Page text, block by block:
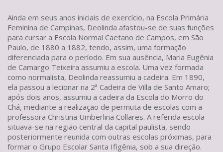
Ainda em seus anos iniciais de exercício, na Escola Primária
Feminina de Campinas, Deolinda afastou-se de suas funções
para cursar a Escola Normal Caetano de Campos, em São
Paulo, de 1880 a 1882, tendo, assim, uma formação
diferenciada para o período. Em sua ausência, Maria Eugênia
de Camargo Teixeira assumiu a escola. Uma vez formada
como normalista, Deolinda reassumiu a cadeira. Em 1890,
ela passou a lecionar na 2ª Cadeira de Villa de Santo Amaro;
após dois anos, assumiu a cadeira da Escola do Morro do
Chá, mediante a realização de permuta de escolas com a
professora Christina Umberlina Collares. A referida escola
situava-se na região central da capital paulista, sendo
posteriormente reunida com outras escolas próximas, para
formar o Grupo Escolar Santa Ifigênia, sob a sua direção.